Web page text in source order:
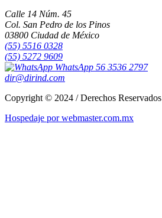
Calle 14 Núm. 45
Col. San Pedro de los Pinos
03800 Ciudad de México
(55) 5516 0328
(55) 5272 9609
WhatsApp 56 3536 2797
dir@dirind.com
Copyright © 2024 / Derechos Reservados
Hospedaje por webmaster.com.mx